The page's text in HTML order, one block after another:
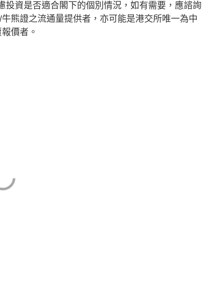
投資是否適合閣下的個別情況，如有需要，應諮詢
熊證之流通量提供者，亦可能是港交所唯一為中
價者。